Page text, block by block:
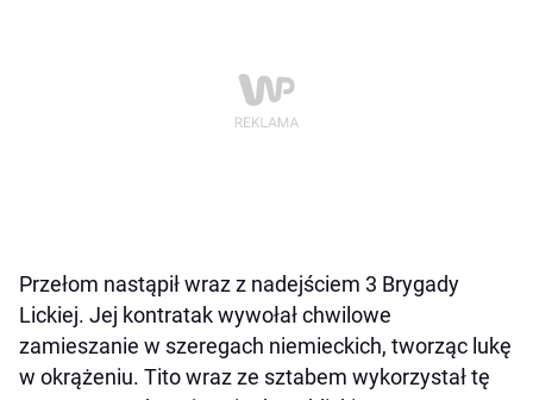
Przełom nastąpił wraz z nadejściem 3 Brygady
Lickiej. Jej kontratak wywołał chwilowe
zamieszanie w szeregach niemieckich, tworząc lukę
w okrążeniu. Tito wraz ze sztabem wykorzystał tę